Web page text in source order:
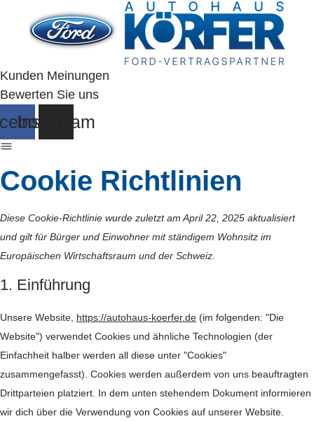
Inhalt
springen
Kunden Meinungen
Bewerten Sie uns
Instagram
Cookie Richtlinien
Diese Cookie-Richtlinie wurde zuletzt am April 22, 2025 aktualisiert
und gilt für Bürger und Einwohner mit ständigem Wohnsitz im
Europäischen Wirtschaftsraum und der Schweiz.
1. Einführung
Unsere Website, https://autohaus-koerfer.de (im folgenden: "Die
Website") verwendet Cookies und ähnliche Technologien (der
Einfachheit halber werden all diese unter "Cookies"
zusammengefasst). Cookies werden außerdem von uns beauftragten
Drittparteien platziert. In dem unten stehendem Dokument informieren
wir dich über die Verwendung von Cookies auf unserer Website.